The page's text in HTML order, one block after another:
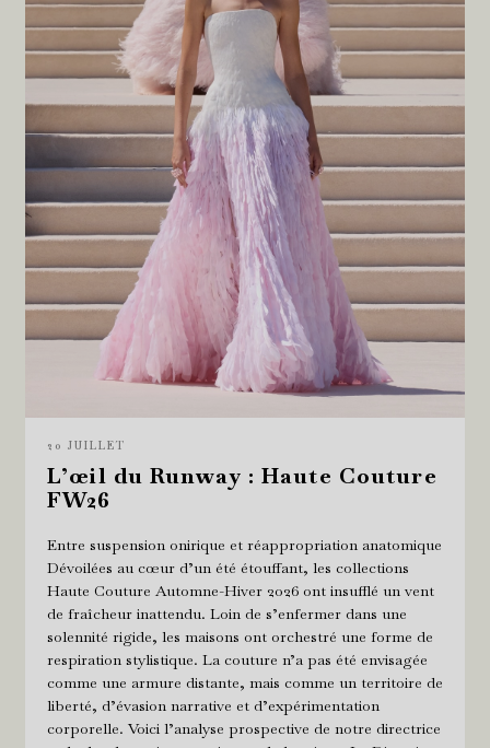
20 JUILLET
L’œil du Runway : Haute Couture
FW26
Entre suspension onirique et réappropriation anatomique
Dévoilées au cœur d’un été étouffant, les collections
Haute Couture Automne-Hiver 2026 ont insufflé un vent
de fraîcheur inattendu. Loin de s’enfermer dans une
solennité rigide, les maisons ont orchestré une forme de
respiration stylistique. La couture n’a pas été envisagée
comme une armure distante, mais comme un territoire de
liberté, d’évasion narrative et d’expérimentation
corporelle. Voici l’analyse prospective de notre directrice